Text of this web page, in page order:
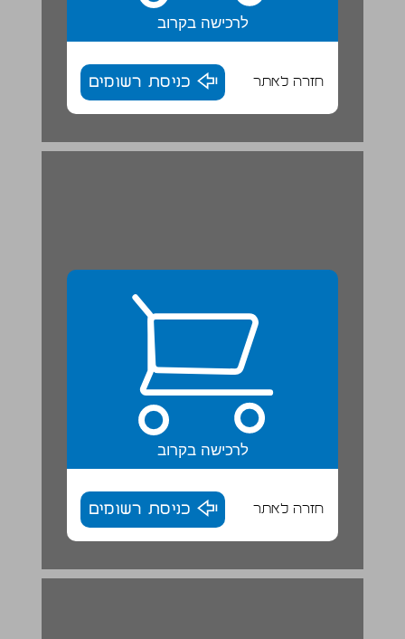
לרכישה בקרוב
חזרה לאתר כניסת רשומים
לרכישה בקרוב
חזרה לאתר כניסת רשומים